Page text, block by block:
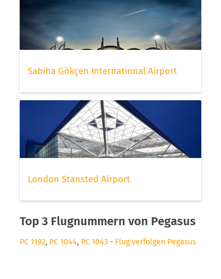
Sabiha Gökçen International Airport
London Stansted Airport
Top 3 Flugnummern von Pegasus
PC 1192, PC 1044, PC 1043 - Flug verfolgen Pegasus